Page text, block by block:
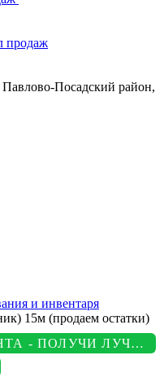
продаж
Павлово-Посадский район,
и инвентаря
15м (продаем остатки)
ПОКАЖИ СЧЕТ КОНКУРЕНТА - ПОЛУЧИ ЛУЧШУЮ ЦЕНУ